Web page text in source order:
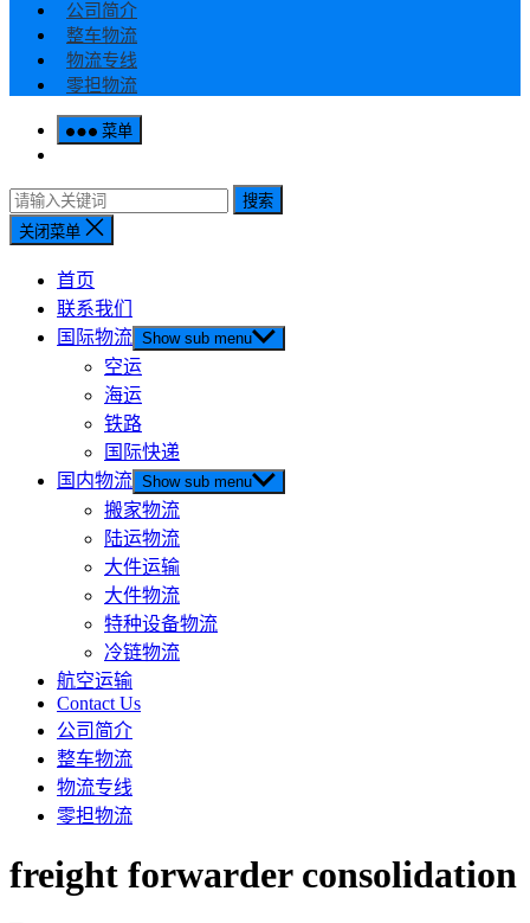
公司简介
整车物流
物流专线
零担物流
菜单
搜索
关闭菜单
首页
联系我们
国际物流 Show sub menu
空运
海运
铁路
国际快递
国内物流 Show sub menu
搬家物流
陆运物流
大件运输
大件物流
特种设备物流
冷链物流
航空运输
Contact Us
公司简介
整车物流
物流专线
零担物流
freight forwarder consolidation